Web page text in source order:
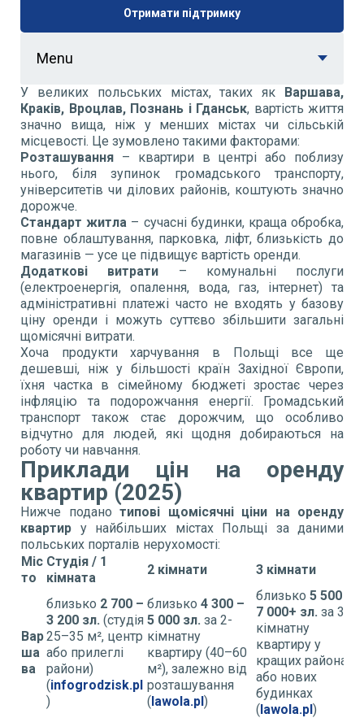
Отримати підтримку
Menu
У великих польських містах, таких як Варшава,
Краків, Вроцлав, Познань і Гданськ, вартість життя
значно вища, ніж у менших містах чи сільській
місцевості. Це зумовлено такими факторами:
Розташування – квартири в центрі або поблизу
нього, біля зупинок громадського транспорту,
університетів чи ділових районів, коштують значно
дорожче.
Стандарт житла – сучасні будинки, краща обробка,
повне облаштування, парковка, ліфт, близькість до
магазинів — усе це підвищує вартість оренди.
Додаткові витрати – комунальні послуги
(електроенергія, опалення, вода, газ, інтернет) та
адміністративні платежі часто не входять у базову
ціну оренди і можуть суттєво збільшити загальні
щомісячні витрати.
Хоча продукти харчування в Польщі все ще
дешевші, ніж у більшості країн Західної Європи,
їхня частка в сімейному бюджеті зростає через
інфляцію та подорожчання енергії. Громадський
транспорт також стає дорожчим, що особливо
відчутно для людей, які щодня добираються на
роботу чи навчання.
Приклади цін на оренду
квартир (2025)
Нижче подано типові щомісячні ціни на оренду
квартир у найбільших містах Польщі за даними
польських порталів нерухомості:
Міс
то
Студія / 1
кімната
2 кімнати 3 кімнати
Вар
ша
ва
близько 2 700 –
3 200 зл. (студія
25–35 м², центр
або прилеглі
райони)
(infogrodzisk.pl
)
близько 4 300 –
5 000 зл. за 2-
кімнатну
квартиру (40–60
м²), залежно від
розташування
(lawola.pl)
близько 5 500 –
7 000+ зл. за 3-
кімнатну
квартиру у
кращих районах
або нових
будинках
(lawola.pl)